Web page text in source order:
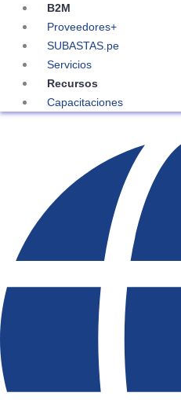
B2M
Proveedores+
SUBASTAS.pe
Servicios
Recursos
Capacitaciones